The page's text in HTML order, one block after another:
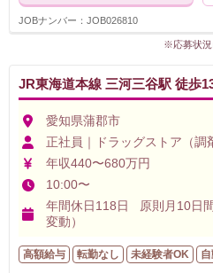
JOBナンバー：JOB026810
※応募状況
JR東海道本線 三河三谷駅 徒歩
愛知県蒲郡市
正社員｜ドラッグストア（調
年収440〜680万円
10:00〜
年間休日118日 原則月10日
変動）
高額給与 転勤なし 未経験者OK